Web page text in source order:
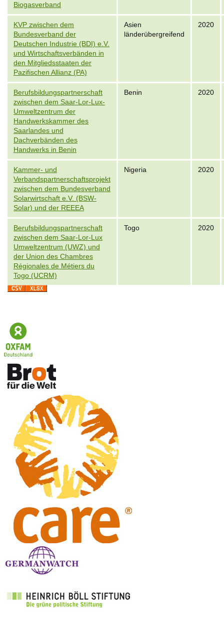
Biogasverband
KVP zwischen dem
Bundesverband der
Deutschen Industrie (BDI) e.V.
und Wirtschaftsverbänden in
den Mitgliedsstaaten der
Pazifischen Allianz (PA)
Asien
länderübergreifend
2020
Berufsbildungspartnerschaft
zwischen dem Saar-Lor-Lux-
Umweltzentrum der
Handwerkskammer des
Saarlandes und
Dachverbänden des
Handwerks in Benin
Benin 2020
Kammer- und
Verbandspartnerschaftsprojekt
zwischen dem Bundesverband
Solarwirtschaft e.V. (BSW-
Solar) und der REEEA
Nigeria 2020
Berufsbildungspartnerschaft
zwischen dem Saar-Lor-Lux
Umweltzentrum (UWZ) und
der Union des Chambres
Régionales de Métiers du
Togo (UCRM)
Togo 2020